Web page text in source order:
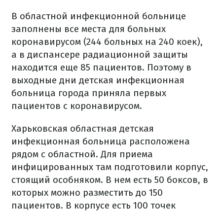
В областной инфекционной больнице
заполнены все места для больных
коронавирусом (244 больных на 240 коек),
а в диспансере радиационной защиты
находится еще 85 пациентов. Поэтому в
выходные дни детская инфекционная
больница города приняла первых
пациентов с коронавирусом.
Харьковская областная детская
инфекционная больница расположена
рядом с областной. Для приема
инфицированных там подготовили корпус,
стоящий особняком. В нем есть 50 боксов, в
которых можно разместить до 150
пациентов. В корпусе есть 100 точек